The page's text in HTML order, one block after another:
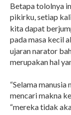
Betapa tololnya
pikirku, setiap
kita dapat
pada masa kecil
ujaran narator
merupakan hal
“Selama manusia
mencari makna
“mereka tidak